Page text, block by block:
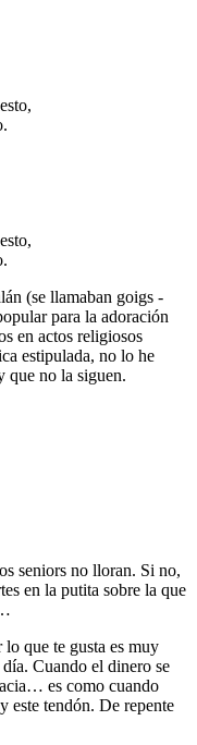
(se llamaban goigs -
para la adoración
en actos religiosos
estipulada, no lo he
que no la siguen.
seniors no lloran. Si no,
en la putita sobre la que
que te gusta es muy
Cuando el dinero se
es como cuando
este tendón. De repente